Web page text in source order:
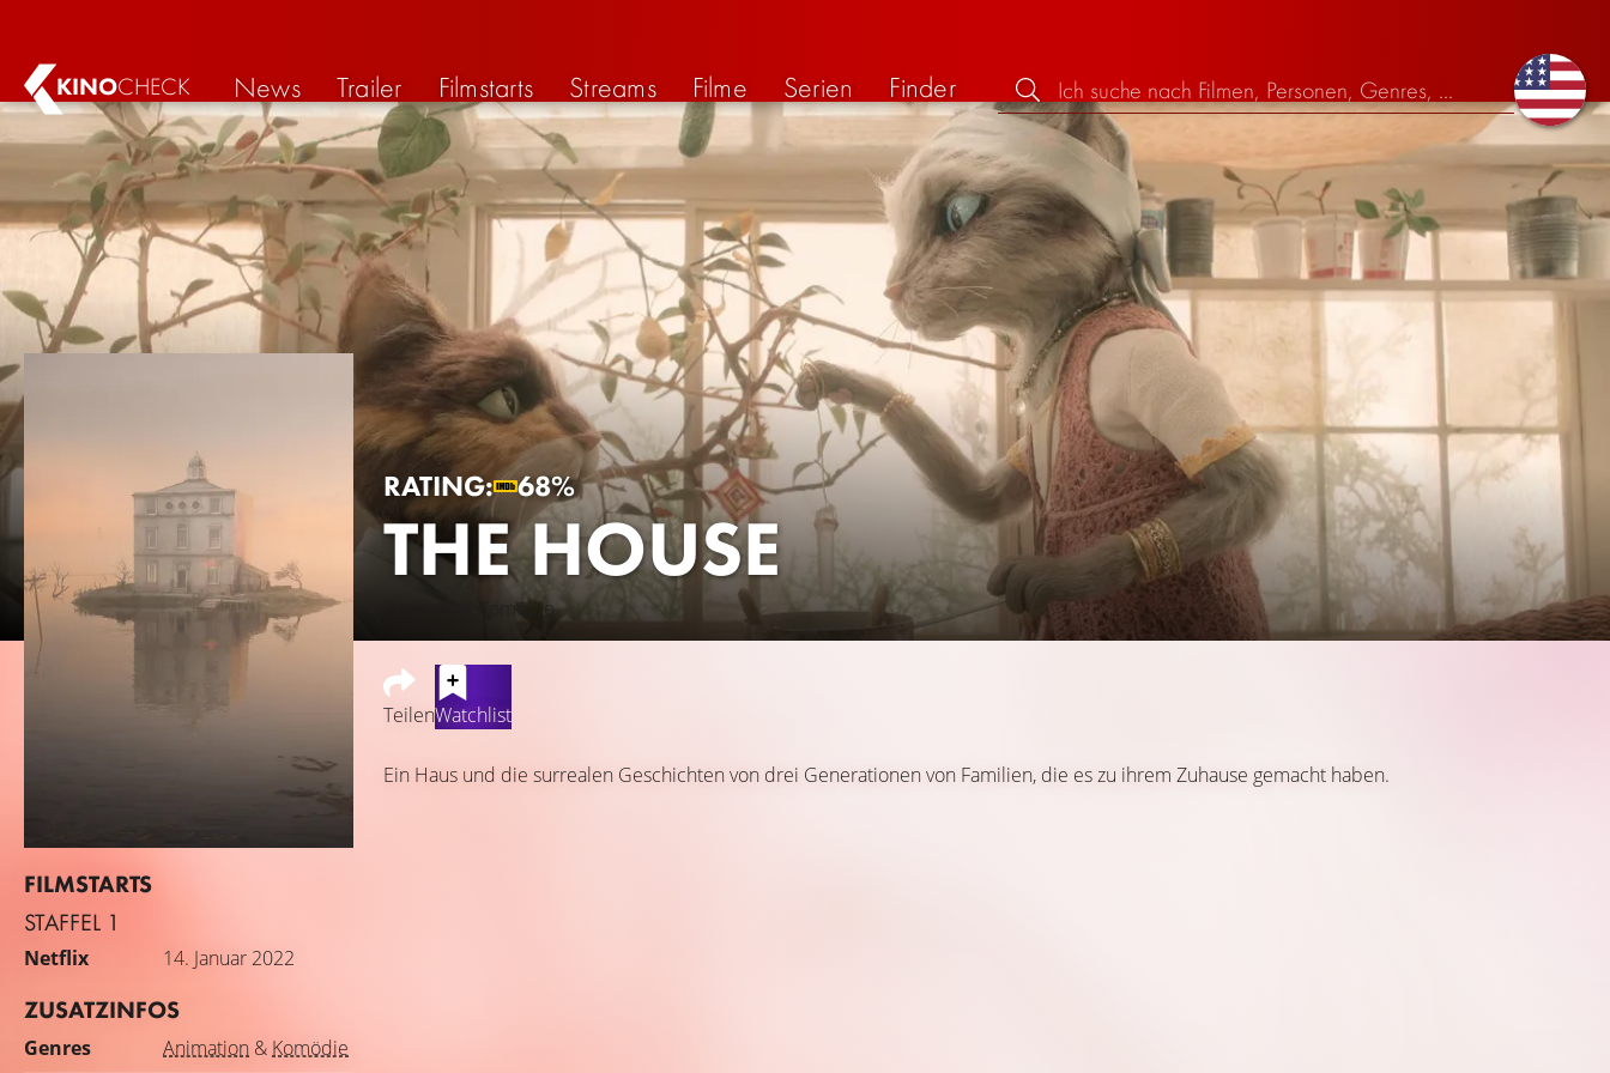
KINOCHECK News Trailer Filmstarts Streams Filme Serien Finder
RATING: 68%
THE HOUSE
Animation, Komödie
FILMSTARTS
STAFFEL 1
Netflix 14. Januar 2022
ZUSATZINFOS
Genres Animation & Komödie
TeilenWatchlist
Ein Haus und die surrealen Geschichten von drei Generationen von Familien, die es zu ihrem Zuhause gemacht haben.